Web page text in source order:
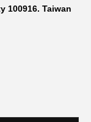
100916. Taiwan